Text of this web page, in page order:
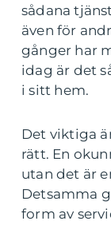
sådana
även för
gånger har
idag är det
i sitt hem.
Det viktiga
rätt. En
utan det är
Detsamma
form av